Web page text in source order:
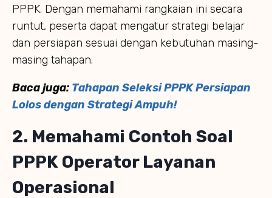
PPPK. Dengan memahami rangkaian ini secara
runtut, peserta dapat mengatur strategi belajar
dan persiapan sesuai dengan kebutuhan masing-
masing tahapan.
Baca juga: Tahapan Seleksi PPPK Persiapan
Lolos dengan Strategi Ampuh!
2. Memahami Contoh Soal
PPPK Operator Layanan
Operasional